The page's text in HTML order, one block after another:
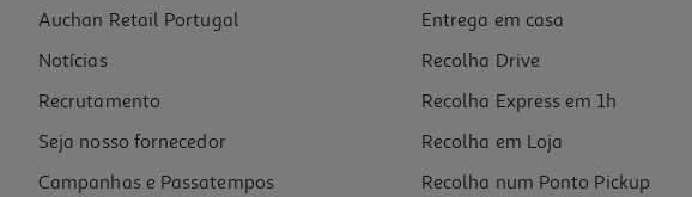
Alarme De Segurança Flamaid Dis-Fp-01 (granada Pacífica)
39.99 €/un
39,99 €
Auchan Retail Portugal
Notícias
Recrutamento
Seja nosso fornecedor
Campanhas e Passatempos
Entrega em casa
Recolha Drive
Recolha Express em 1h
Recolha em Loja
Recolha num Ponto Pickup